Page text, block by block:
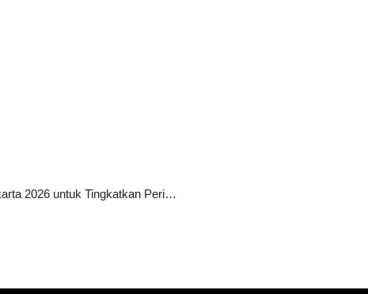
10 Agensi SEO Terbaik di Jakarta 2026 untuk Tingkatkan Peringkat Website Anda